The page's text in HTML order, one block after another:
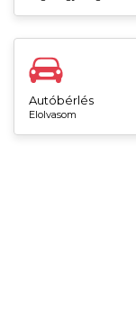
Autóbérlés
Elolvasom